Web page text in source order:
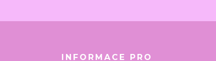
INFORMACE PRO